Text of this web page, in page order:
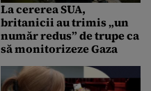
La cererea SUA,
britanicii au trimis „un
număr redus” de trupe ca
să monitorizeze Gaza